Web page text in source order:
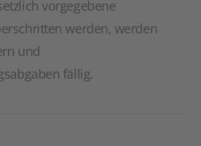
vorgegebene
werden, werden
und
fällig.